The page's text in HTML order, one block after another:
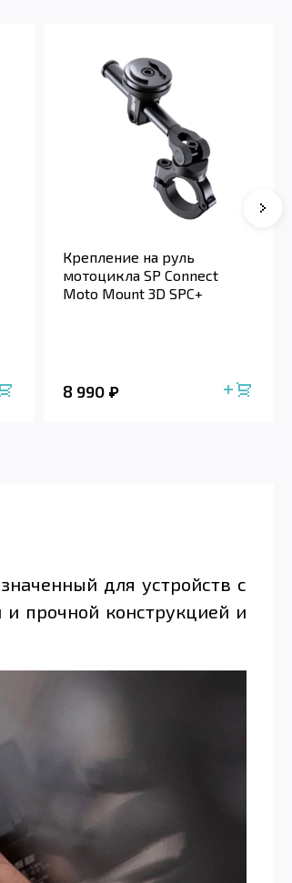
Крепление на руль
мотоцикла SP Connect
Moto Mount 3D SPC+
8 990
для устройств с
прочной конструкцией и